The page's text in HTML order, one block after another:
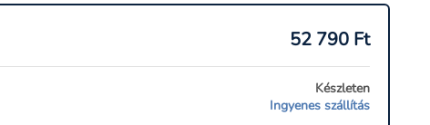
52 790 Ft
Készleten
Ingyenes szállítás